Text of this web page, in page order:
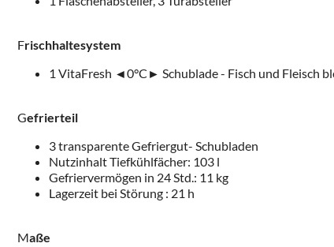
Frischhaltesystem
1 VitaFresh ◄0°C ► Schublade - Fisch und Fleisch
Gefrierteil
3 transparente Gefriergut- Schubladen
Nutzinhalt Tiefkühlfächer: 103 l
Gefriervermögen in 24 Std.: 11 kg
Lagerzeit bei Störung : 21 h
Maße